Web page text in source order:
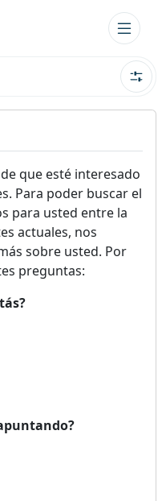
que esté interesado
Para poder buscar el
para usted entre la
actuales, nos
sobre usted. Por
preguntas: